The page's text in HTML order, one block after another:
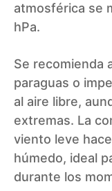
atmosférica se
hPa.
Se recomienda
paraguas o
al aire libre,
extremas. La
viento leve
húmedo, ideal
durante los